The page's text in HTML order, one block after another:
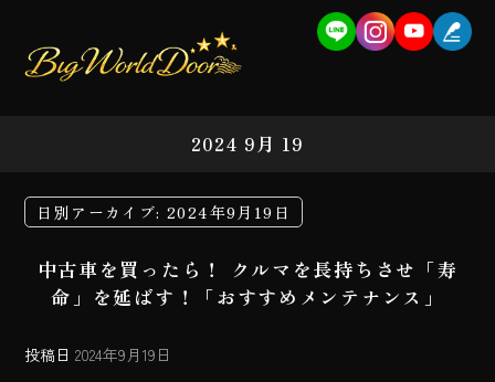
2024 9月 19
日別アーカイブ: 2024年9月19日
中古車を買ったら！ クルマを長持ちさせ「寿
命」を延ばす！「おすすめメンテナンス」
投稿日 2024年9月19日